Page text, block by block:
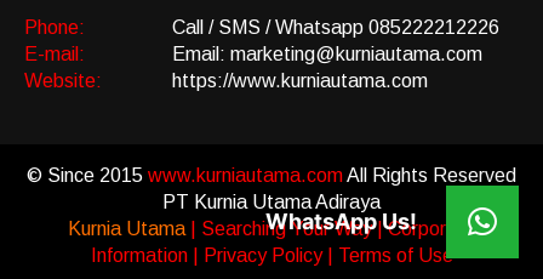
Phone:
Call / SMS / Whatsapp 085222212226
E-mail:
Email: marketing@kurniautama.com
Website:
https://www.kurniautama.com
© Since 2015 www.kurniautama.comAll Rights Reserved
PT Kurnia Utama Adiraya
Kurnia Utama
| Searching Your Way | Corporate
Information | Privacy Policy | Terms of Use
WhatsApp Us!